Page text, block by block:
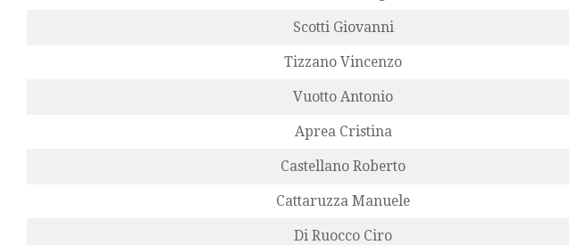
Scotti Giovanni
Tizzano Vincenzo
Vuotto Antonio
Aprea Cristina
Castellano Roberto
Cattaruzza Manuele
Di Ruocco Ciro